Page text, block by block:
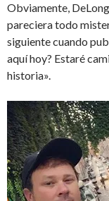
Obviamente,
pareciera todo
siguiente cuando
aquí hoy? Estaré
historia».